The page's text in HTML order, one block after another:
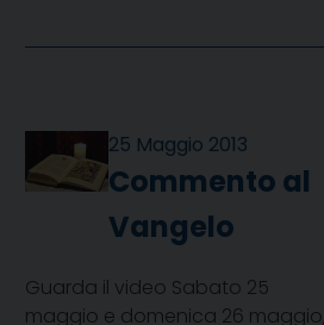
25 Maggio 2013
Commento al
Vangelo
Guarda il video Sabato 25
maggio e domenica 26 maggio,